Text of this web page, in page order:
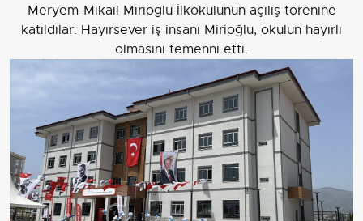
Meryem-Mikail Mirioğlu İlkokulunun açılış törenine
katıldılar. Hayırsever iş insanı Mirioğlu, okulun hayırlı
olmasını temenni etti.